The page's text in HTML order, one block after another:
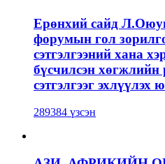
Ерөнхий сайд
форумын гол
сэтгэлгээний хана
бүсчилсэн
сэтгэлгээг эхлүүлэх
289384 үзсэн